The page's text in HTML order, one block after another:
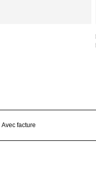
Avec facture